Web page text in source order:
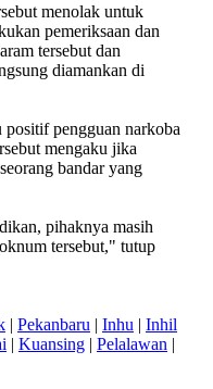
menolak untuk
pemeriksaan dan
tersebut dan
diamankan di
pengguan narkoba
mengaku jika
bandar yang
pihaknya masih
tersebut," tutup
| Pekanbaru | Inhu | Inhil
| Kuansing | Pelalawan |